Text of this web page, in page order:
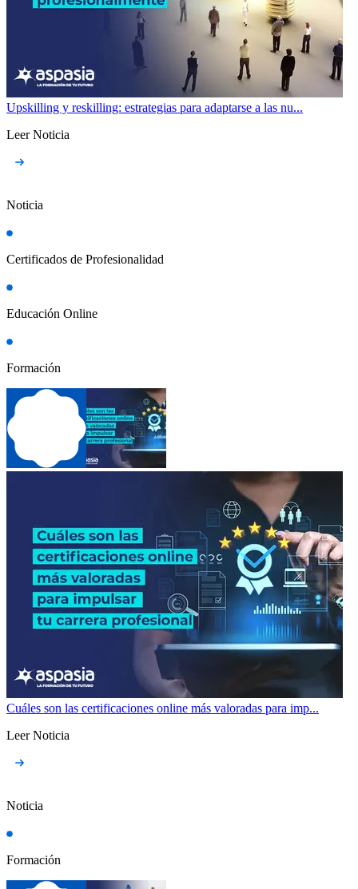
Upskilling y reskilling: estrategias para adaptarse a las nu...
Leer Noticia
Noticia
Certificados de Profesionalidad
Educación Online
Formación
Cuáles son las certificaciones online más valoradas para imp...
Leer Noticia
Noticia
Formación